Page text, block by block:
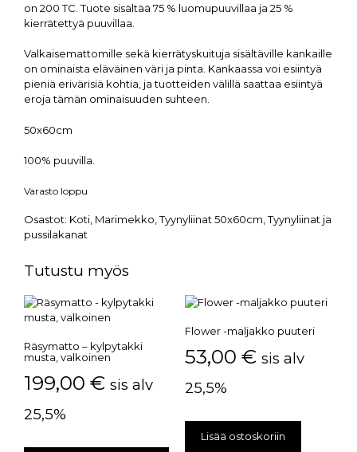
on 200 TC. Tuote sisältää 75 % luomupuuvillaa ja 25 %
kierrätettyä puuvillaa.
Valkaisemattomille sekä kierrätyskuituja sisältäville kankaille
on ominaista eläväinen väri ja pinta. Kankaassa voi esiintyä
pieniä erivärisiä kohtia, ja tuotteiden välillä saattaa esiintyä
eroja tämän ominaisuuden suhteen.
50x60cm
100% puuvilla.
Varasto loppu
Osastot: Koti Marimekko ,Tyynyliinat 50x60cm ,Tyynyliinat ja
pussilakanat
Tutustu myös
Räsymatto – kylpytakki
musta, valkoinen
199,00 € sis alv
25,5%
Flower -maljakko puuteri
53,00 € sis alv
25,5%
Lisää ostoskoriin